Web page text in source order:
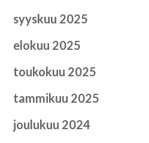
syyskuu 2025
elokuu 2025
toukokuu 2025
tammikuu 2025
joulukuu 2024